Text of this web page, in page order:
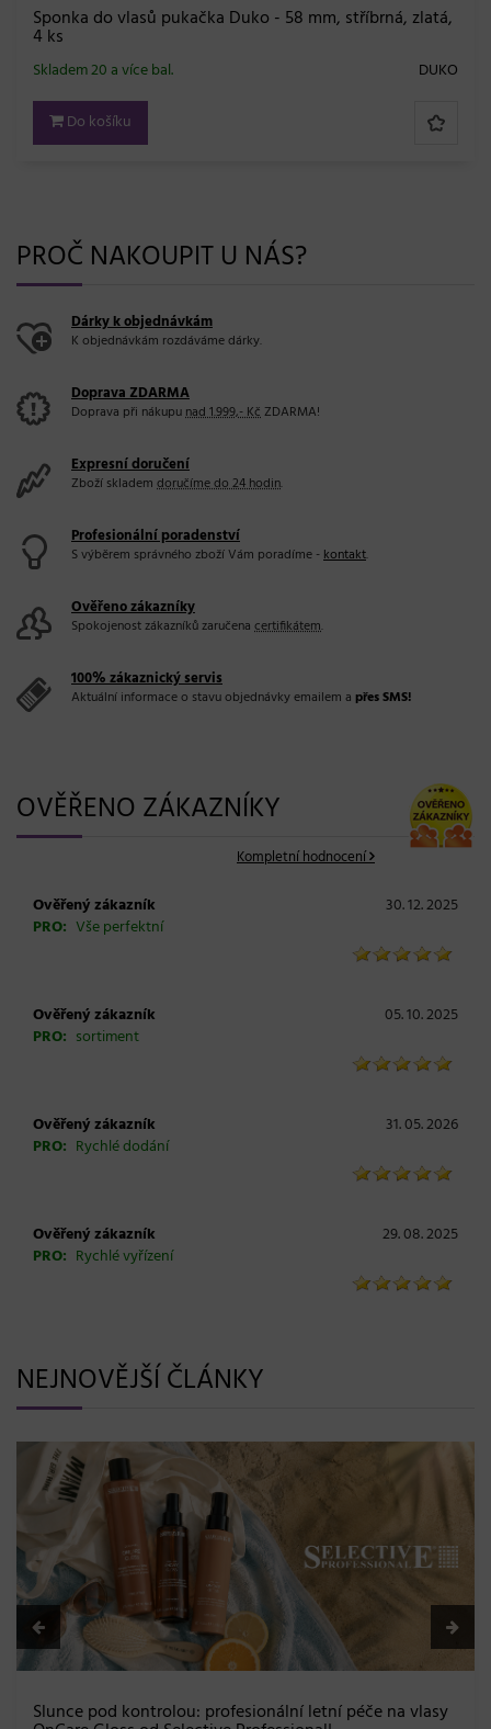
Sponka do vlasů pukačka Duko - 58 mm, stříbrná, zlatá,
4 ks
DUKO
Skladem 20 a více bal.
Do košíku
PROČ NAKOUPIT U NÁS?
Dárky k objednávkám
K objednávkám rozdáváme dárky.
Doprava ZDARMA
Doprava při nákupunad 1.999,- KčZDARMA!
Expresní doručení
Zboží skladem doručíme do 24 hodin.
Profesionální poradenství
S výběrem správného zboží Vám poradíme -kontakt.
Ověřeno zákazníky
Spokojenost zákazníků zaručena certifikátem.
100% zákaznický servis
Aktuální informace o stavu objednávky emailem a přes SMS!
OVĚŘENO ZÁKAZNÍKY
Kompletní hodnocení
Ověřený zákazník
30. 12. 2025
PRO: Vše perfektní
Ověřený zákazník
05. 10. 2025
PRO: sortiment
Ověřený zákazník
31. 05. 2026
PRO: Rychlé dodání
Ověřený zákazník
29. 08. 2025
PRO: Rychlé vyřízení
NEJNOVĚJŠÍ ČLÁNKY
vlasy
BLONDME přichází s novou érou blond: lesk,
a maximální péče bez kompromisů
08. 06. 2026